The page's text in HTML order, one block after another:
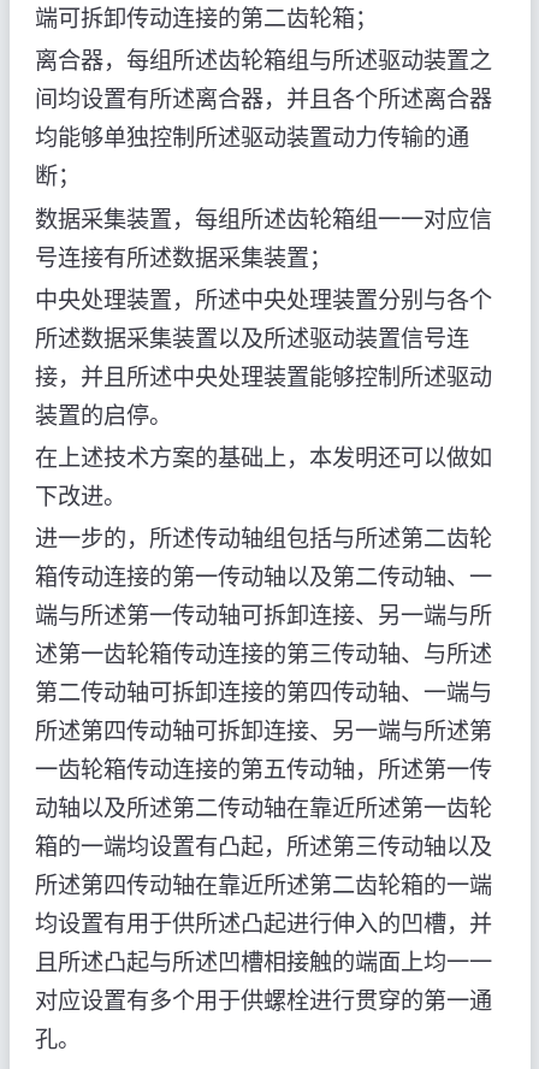
端可拆卸传动连接的第二齿轮箱；
离合器，每组所述齿轮箱组与所述驱动装置之
间均设置有所述离合器，并且各个所述离合器
均能够单独控制所述驱动装置动力传输的通
断；
数据采集装置，每组所述齿轮箱组一一对应信
号连接有所述数据采集装置；
中央处理装置，所述中央处理装置分别与各个
所述数据采集装置以及所述驱动装置信号连
接，并且所述中央处理装置能够控制所述驱动
装置的启停。
在上述技术方案的基础上，本发明还可以做如
下改进。
进一步的，所述传动轴组包括与所述第二齿轮
箱传动连接的第一传动轴以及第二传动轴、一
端与所述第一传动轴可拆卸连接、另一端与所
述第一齿轮箱传动连接的第三传动轴、与所述
第二传动轴可拆卸连接的第四传动轴、一端与
所述第四传动轴可拆卸连接、另一端与所述第
一齿轮箱传动连接的第五传动轴，所述第一传
动轴以及所述第二传动轴在靠近所述第一齿轮
箱的一端均设置有凸起，所述第三传动轴以及
所述第四传动轴在靠近所述第二齿轮箱的一端
均设置有用于供所述凸起进行伸入的凹槽，并
且所述凸起与所述凹槽相接触的端面上均一一
对应设置有多个用于供螺栓进行贯穿的第一通
孔。